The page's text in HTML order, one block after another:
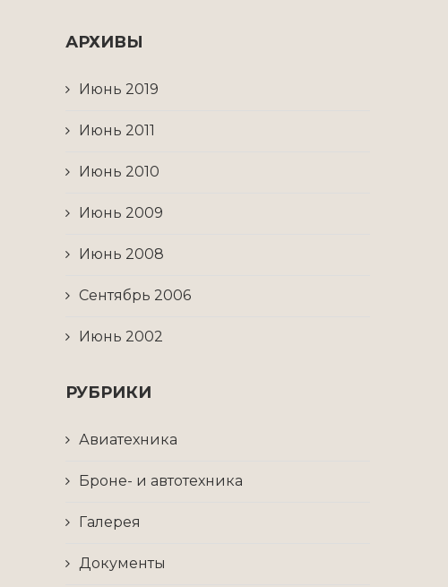
АРХИВЫ
Июнь 2019
Июнь 2011
Июнь 2010
Июнь 2009
Июнь 2008
Сентябрь 2006
Июнь 2002
РУБРИКИ
Авиатехника
Броне- и автотехника
Галерея
Документы